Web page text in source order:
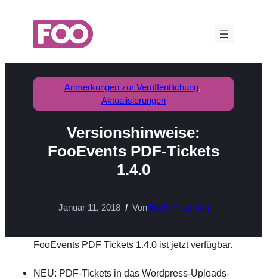
Anmerkungen zur Veröffentlichung
Aktualisierungen
Versionshinweise:
FooEvents PDF-Tickets
1.4.0
Januar 11, 2018 VonRobin Pietersen
FooEvents PDF Tickets 1.4.0 ist jetzt verfügbar.
NEU: PDF-Tickets in das Wordpress-Uploads-